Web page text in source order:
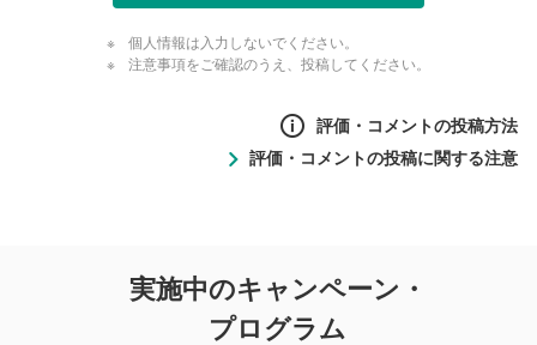
個人情報は入力しないでください。
注意事項をご確認のうえ、投稿してください。
評価・コメントの投稿方法
評価・コメントの投稿に関する注意
投稿に関する注意
実施中のキャンペーン・
プログラム